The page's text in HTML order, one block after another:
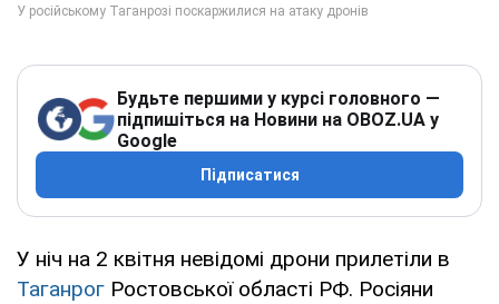
Будьте першими у курсі головного —
підпишіться на Новини на OBOZ.UA у
Google
Підписатися
У ніч на 2 квітня невідомі дрони прилетіли в
Таганрог Ростовської області РФ. Росіяни